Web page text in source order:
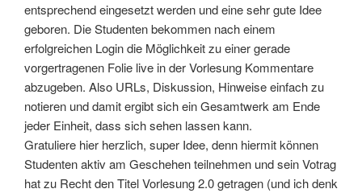
entsprechend eingesetzt werden und eine sehr gute Idee
geboren. Die Studenten bekommen nach einem
erfolgreichen Login die Möglichkeit zu einer gerade
vorgertragenen Folie live in der Vorlesung Kommentare
abzugeben. Also URLs, Diskussion, Hinweise einfach zu
notieren und damit ergibt sich ein Gesamtwerk am Ende
jeder Einheit, dass sich sehen lassen kann.
Gratuliere hier herzlich, super Idee, denn hiermit können
Studenten aktiv am Geschehen teilnehmen und sein Votrag
hat zu Recht den Titel Vorlesung 2.0 getragen (und ich denk